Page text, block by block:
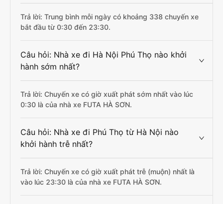
Trả lời: Trung bình mỗi ngày có khoảng 338 chuyến xe
bắt đầu từ 0:30 đến 23:30.
Câu hỏi: Nhà xe đi Hà Nội Phú Thọ nào khởi
hành sớm nhất?
Trả lời: Chuyến xe có giờ xuất phát sớm nhất vào lúc
0:30 là của nhà xe FUTA HÀ SƠN.
Câu hỏi: Nhà xe đi Phú Thọ từ Hà Nội nào
khởi hành trễ nhất?
Trả lời: Chuyến xe có giờ xuất phát trễ (muộn) nhất là
vào lúc 23:30 là của nhà xe FUTA HÀ SƠN.